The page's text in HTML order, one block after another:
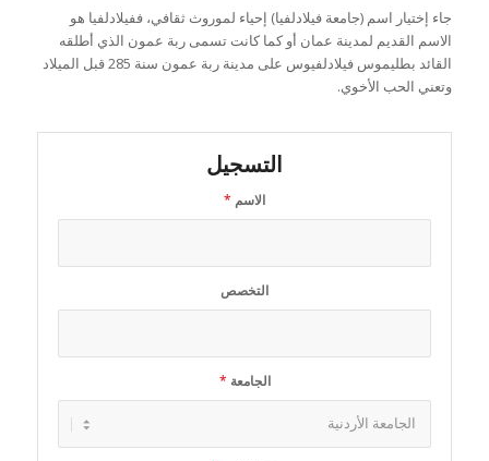
جاء إختيار اسم (جامعة فيلادلفيا) إحياء لموروث ثقافي، ففيلادلفيا هو
الاسم القديم لمدينة عمان أو كما كانت تسمى ربة عمون الذي أطلقه
القائد بطليموس فيلادلفيوس على مدينة ربة عمون سنة 285 قبل الميلاد
وتعني الحب الأخوي.
التسجيل
الاسم *
التخصص
الجامعة *